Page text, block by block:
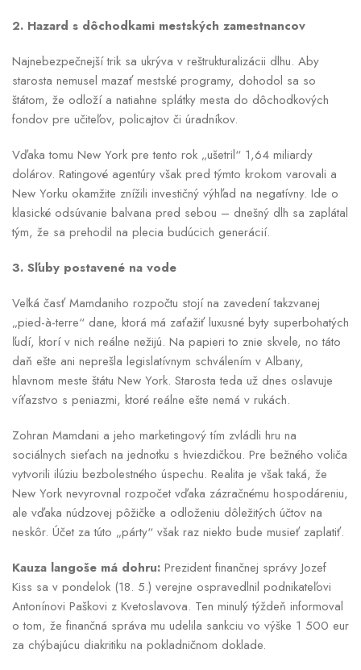
2. Hazard s dôchodkami mestských zamestnancov
Najnebezpečnejší trik sa ukrýva v reštrukturalizácii dlhu. Aby
starosta nemusel mazať mestské programy, dohodol sa so
štátom, že odloží a natiahne splátky mesta do dôchodkových
fondov pre učiteľov, policajtov či úradníkov.
Vďaka tomu New York pre tento rok „ušetril“ 1,64 miliardy
dolárov. Ratingové agentúry však pred týmto krokom varovali a
New Yorku okamžite znížili investičný výhľad na negatívny. Ide o
klasické odsúvanie balvana pred sebou – dnešný dlh sa zaplátal
tým, že sa prehodil na plecia budúcich generácií.
3. Sľuby postavené na vode
Veľká časť Mamdaniho rozpočtu stojí na zavedení takzvanej
„pied-à-terre“ dane, ktorá má zaťažiť luxusné byty superbohatých
ľudí, ktorí v nich reálne nežijú. Na papieri to znie skvele, no táto
daň ešte ani neprešla legislatívnym schválením v Albany,
hlavnom meste štátu New York. Starosta teda už dnes oslavuje
víťazstvo s peniazmi, ktoré reálne ešte nemá v rukách.
Zohran Mamdani a jeho marketingový tím zvládli hru na
sociálnych sieťach na jednotku s hviezdičkou. Pre bežného voliča
vytvorili ilúziu bezbolestného úspechu. Realita je však taká, že
New York nevyrovnal rozpočet vďaka zázračnému hospodáreniu,
ale vďaka núdzovej pôžičke a odloženiu dôležitých účtov na
neskôr. Účet za túto „párty“ však raz niekto bude musieť zaplatiť.
Kauza langoše má dohru: Prezident finančnej správy Jozef
Kiss sa v pondelok (18. 5.) verejne ospravedlnil podnikateľovi
Antonínovi Paškovi z Kvetoslavova. Ten minulý týždeň informoval
o tom, že finančná správa mu udelila sankciu vo výške 1 500 eur
za chýbajúcu diakritiku na pokladničnom doklade.